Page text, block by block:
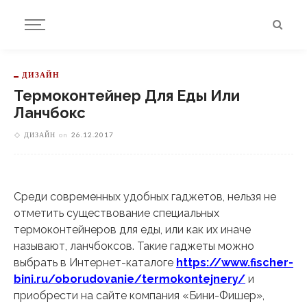
ДИЗАЙН
Термоконтейнер Для Еды Или
Ланчбокс
ДИЗАЙН on 26.12.2017
Среди современных удобных гаджетов, нельзя не
отметить существование специальных
термоконтейнеров для еды, или как их иначе
называют, ланчбоксов. Такие гаджеты можно
выбрать в Интернет-каталоге https://www.fischer-
bini.ru/oborudovanie/termokontejnery/ и
приобрести на сайте компания «Бини-Фишер»,